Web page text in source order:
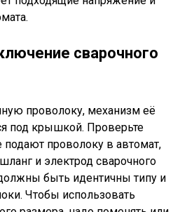
сварочного
проволоку, механизм её
под крышкой. Проверьте
проволоку в автомат,
и электрод сварочного
быть идентичны типу и
Чтобы использовать